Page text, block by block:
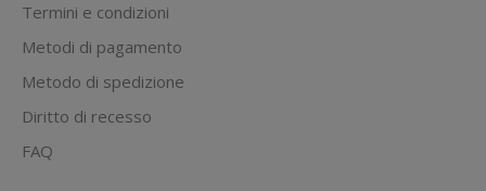
Termini e condizioni
Metodi di pagamento
Metodo di spedizione
Diritto di recesso
FAQ